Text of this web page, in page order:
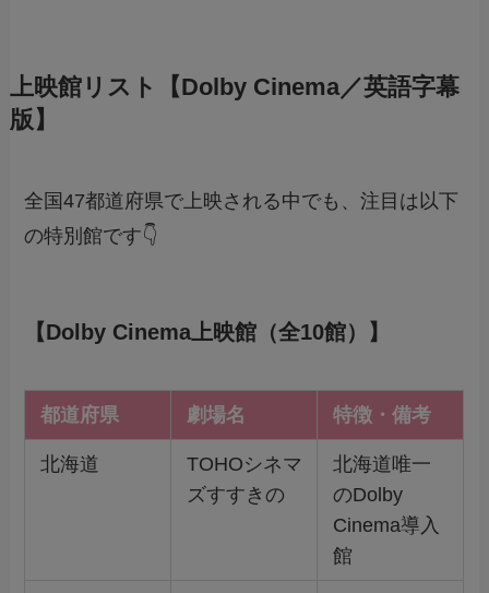
上映館リスト【Dolby Cinema／英語字幕
版】
全国47都道府県で上映される中でも、注目は以下
の特別館です👇
【Dolby Cinema上映館（全10館）】
都道府県 劇場名 特徴・備考
北海道
TOHOシネマ
ズすすきの
北海道唯一
のDolby
Cinema導入
館